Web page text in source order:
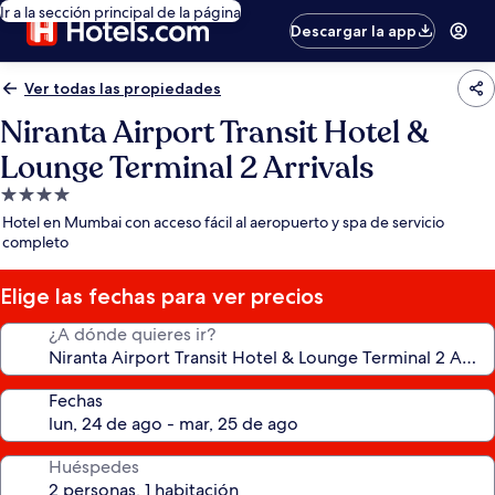
Ir a la sección principal de la página
Descargar la app
Ver todas las propiedades
Niranta Airport Transit Hotel &
Lounge Terminal 2 Arrivals
Propiedad
de
4.0
estrellas
Hotel en Mumbai con acceso fácil al aeropuerto y spa de servicio
completo
Elige las fechas para ver precios
¿A dónde quieres ir?
Fechas
Huéspedes